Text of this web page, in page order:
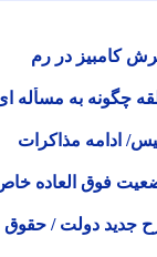
در رم
به مسأله ای
مذاکرات
فوق العاده خاص
دولت / حقوق